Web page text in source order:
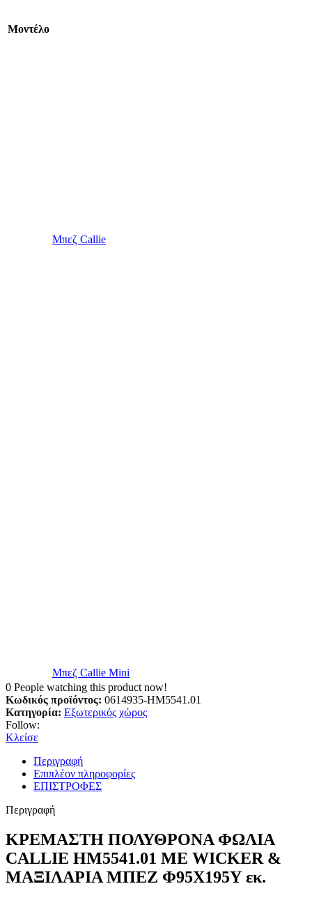
Mοντέλο
Μπεζ Callie
Μπεζ Callie Mini
0 People watching this product now!
Κωδικός προϊόντος: 0614935-HM5541.01
Κατηγορία: Εξωτερικός χώρος
Follow:
Κλείσε
Περιγραφή
Επιπλέον πληροφορίες
ΕΠΙΣΤΡΟΦΕΣ
Περιγραφή
ΚΡΕΜΑΣΤΗ ΠΟΛΥΘΡΟΝΑ ΦΩΛΙΑ
CALLIE HM5541.01 ΜΕ WICKER &
ΜΑΞΙΛΑΡΙΑ ΜΠΕΖ Φ95Χ195Υ εκ.